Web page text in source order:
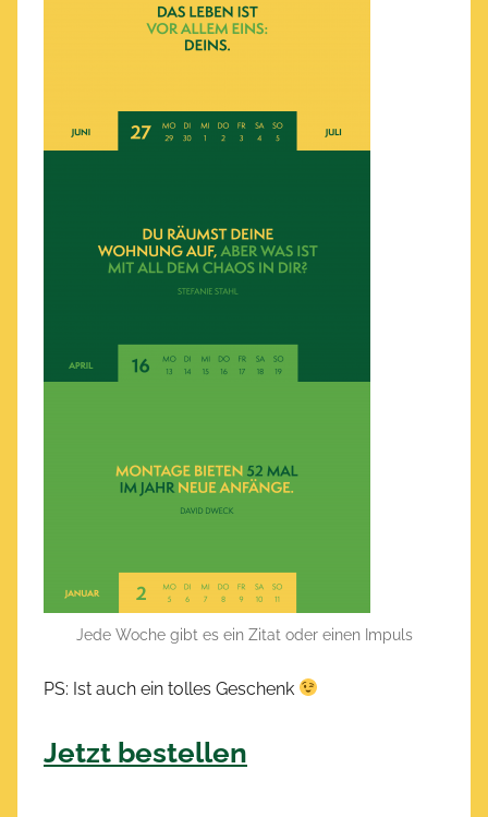
Jede Woche gibt es ein Zitat oder einen Impuls
PS: Ist auch ein tolles Geschenk
Jetzt bestellen